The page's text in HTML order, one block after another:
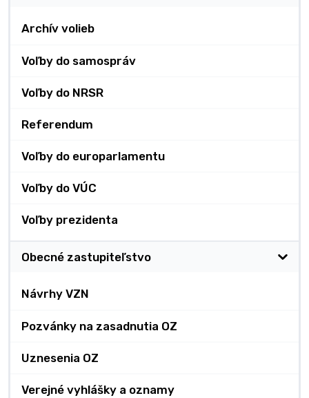
Archív volieb
Voľby do samospráv
Voľby do NRSR
Referendum
Voľby do europarlamentu
Voľby do VÚC
Voľby prezidenta
Obecné zastupiteľstvo
Návrhy VZN
Pozvánky na zasadnutia OZ
Uznesenia OZ
Verejné vyhlášky a oznamy